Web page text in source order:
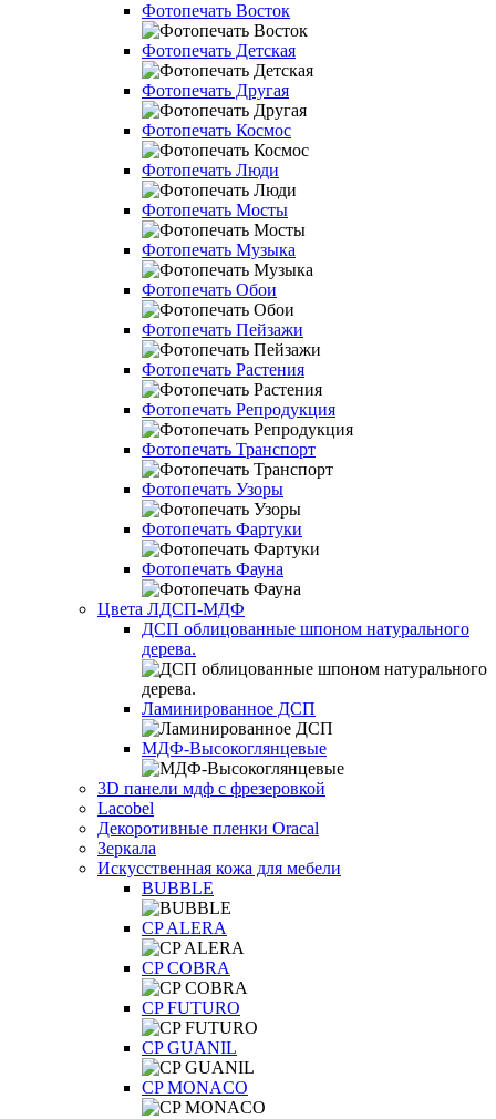
Фотопечать Восток
Фотопечать Детская
Фотопечать Другая
Фотопечать Космос
Фотопечать Люди
Фотопечать Мосты
Фотопечать Музыка
Фотопечать Обои
Фотопечать Пейзажи
Фотопечать Растения
Фотопечать Репродукция
Фотопечать Транспорт
Фотопечать Узоры
Фотопечать Фартуки
Фотопечать Фауна
Цвета ЛДСП-МДФ
ДСП облицованные шпоном натурального
дерева.
Ламинированное ДСП
МДФ-Высокоглянцевые
3D панели мдф с фрезеровкой
Lacobel
Декоротивные пленки Oracal
Зеркала
Искусственная кожа для мебели
BUBBLE
CP ALERA
CP COBRA
CP FUTURO
CP GUANIL
CP MONACO